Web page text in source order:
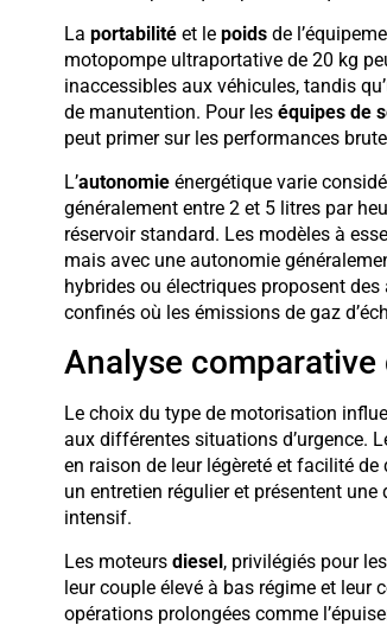
La portabilitéet le poidsde
motopompe ultraportative de 20 kg
inaccessibles aux véhicules, tandis
de manutention. Pour les équipes de
peut primer sur les performances
L’autonomieénergétique varie
généralement entre 2 et 5 litres par
réservoir standard. Les modèles à
mais avec une autonomie
hybrides ou électriques proposent
confinés où les émissions de gaz
Analyse
Le choix du type de motorisation
aux différentes situations d’urgence.
en raison de leur légèreté et facilité
un entretien régulier et présentent
intensif.
Les moteurs diesel, privilégiés pour
leur couple élevé à bas régime et leur
opérations prolongées comme